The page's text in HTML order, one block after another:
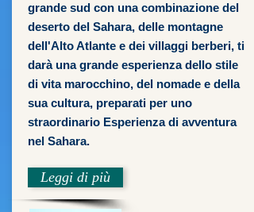
grande sud con una combinazione del
deserto del Sahara, delle montagne
dell'Alto Atlante e dei villaggi berberi, ti
darà una grande esperienza dello stile
di vita marocchino, del nomade e della
sua cultura, preparati per uno
straordinario Esperienza di avventura
nel Sahara.
Leggi di più